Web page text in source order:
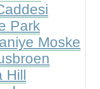
Park
Moske
Hill